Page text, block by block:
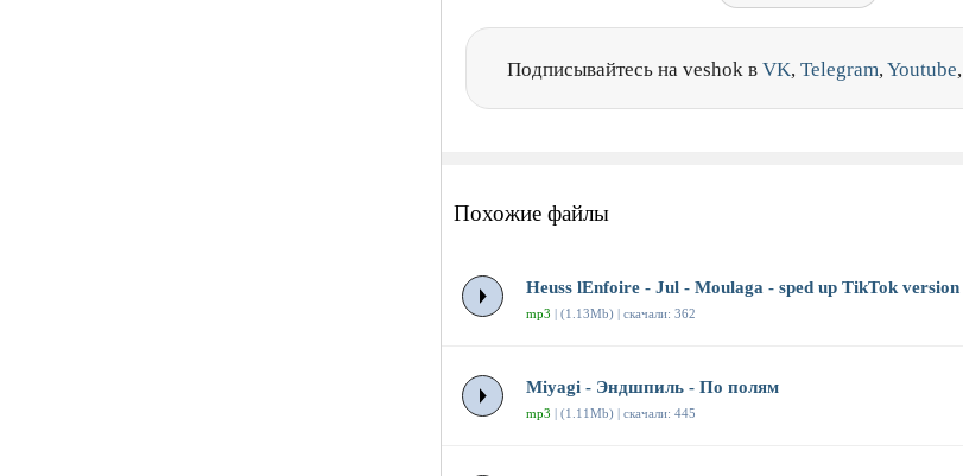
Подписывайтесь на veshok в VK, Telegram,Youtube,
Похожие файлы
Heuss lEnfoirе - Jul - Moulaga - sped up TikTok version
mp3 | (1.13Mb) | скачали: 362
Miyagi - Эндшпиль - По полям
mp3 | (1.11Mb) | скачали: 445